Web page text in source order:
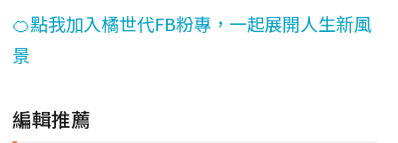
🍊點我加入橘世代FB粉專，一起展開人生新風
景
編輯推薦